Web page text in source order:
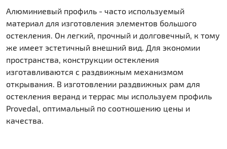
Алюминиевый профиль - часто используемый
материал для изготовления элементов большого
остекления. Он легкий, прочный и долговечный, к тому
же имеет эстетичный внешний вид. Для экономии
пространства, конструкции остекления
изготавливаются с раздвижным механизмом
открывания. В изготовлении раздвижных рам для
остекления веранд и террас мы используем профиль
Provedal, оптимальный по соотношению цены и
качества.